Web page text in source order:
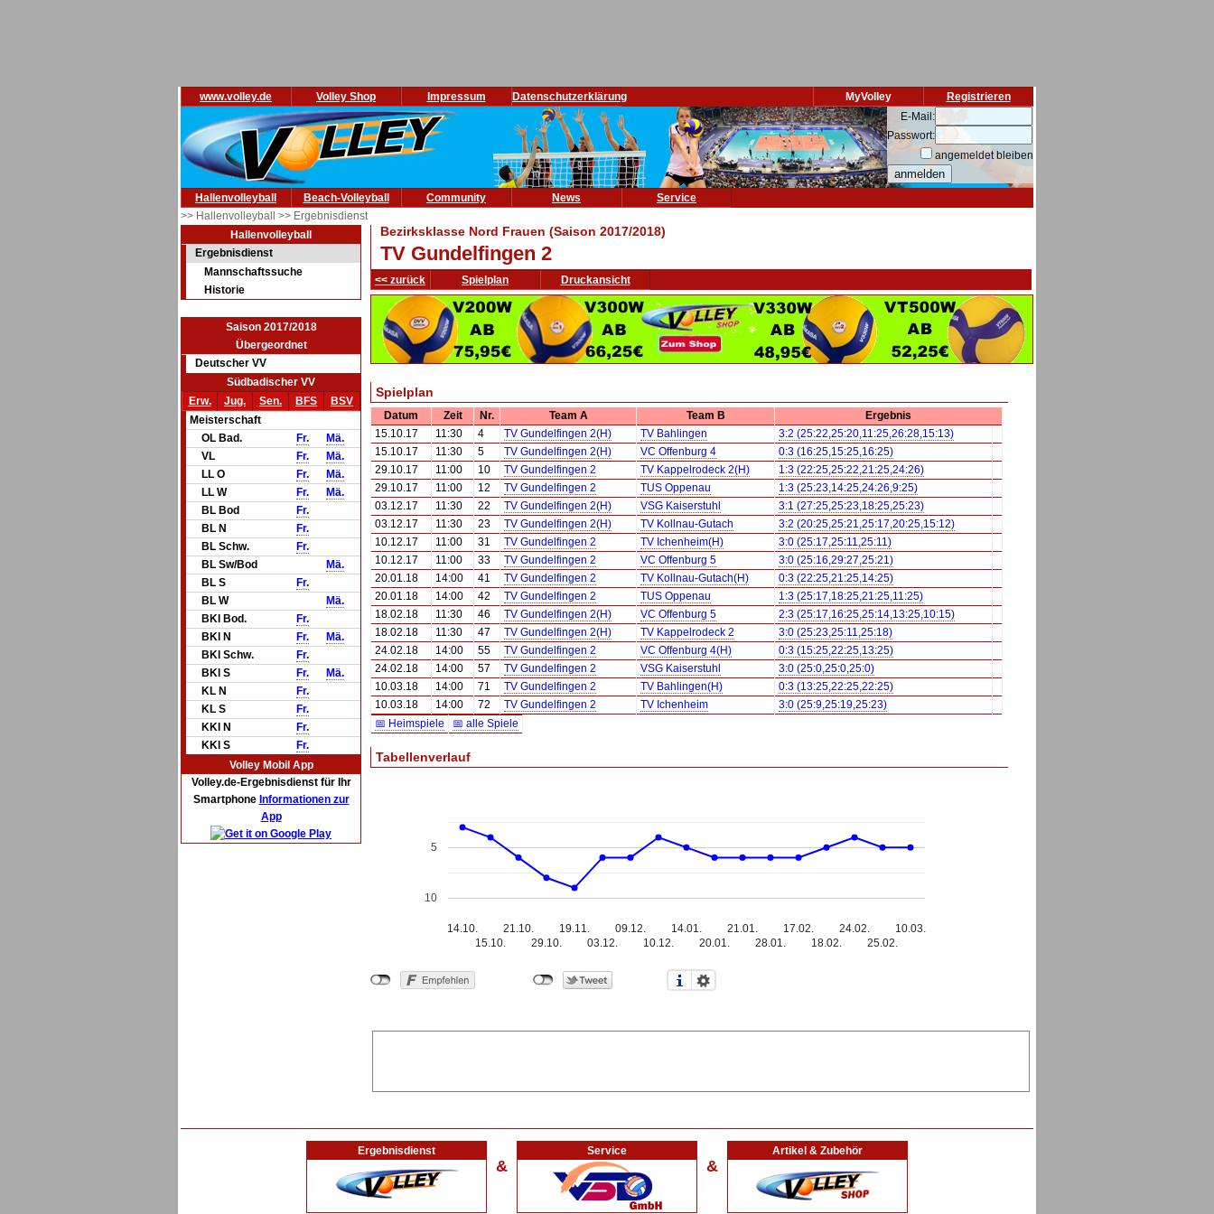
www.volley.de Volley Shop Impressum Datenschutzerklärung Registrieren
MyVolley
E-Mail:
Passwort:
angemeldet bleiben
Hallenvolleyball Beach-Volleyball Community News
Service
>> Hallenvolleyball >> Ergebnisdienst
Hallenvolleyball
Ergebnisdienst
Mannschaftssuche
Historie
Saison 2017/2018
Übergeordnet
Deutscher VV
Südbadischer VV
Erw.
Jug. Sen. BFS
BSV
Meisterschaft
OL Bad.
Fr.
Mä.
VL
Fr.
Mä.
LL O
Fr.
Mä.
LL W
Fr.
Mä.
BL Bod
Fr.
BL N
Fr.
BL Schw.
Fr.
BL Sw/Bod
Mä.
BL S
Fr.
BL W
Mä.
BKl Bod.
Fr.
BKl N
Fr.
Mä.
BKl Schw.
Fr.
BKl S
Fr.
Mä.
KL N
Fr.
KL S
Fr.
KKl N
Fr.
KKl S
Fr.
Volley Mobil App
Volley.de-Ergebnisdienst für Ihr
Smartphone Informationen zur
App
Bezirksklasse Nord Frauen (Saison 2017/2018)
TV Gundelfingen 2
<< zurück Spielplan Druckansicht
Spielplan
Datum Zeit Nr. Team A Team B
Ergebnis
15.10.17
11:30 4 TV Gundelfingen 2(H) TV Bahlingen
3:2 (25:22,25:20,11:25,26:28,15:13)
15.10.17
11:30 5 TV Gundelfingen 2(H) VC Offenburg 4
0:3 (16:25,15:25,16:25)
29.10.17
11:00 10 TV Gundelfingen 2 TV Kappelrodeck 2(H)
1:3 (22:25,25:22,21:25,24:26)
29.10.17
11:00 12 TV Gundelfingen 2 TUS Oppenau
1:3 (25:23,14:25,24:26,9:25)
03.12.17
11:30 22 TV Gundelfingen 2(H) VSG Kaiserstuhl
3:1 (27:25,25:23,18:25,25:23)
03.12.17
11:30 23 TV Gundelfingen 2(H) TV Kollnau-Gutach
3:2 (20:25,25:21,25:17,20:25,15:12)
10.12.17
11:00 31 TV Gundelfingen 2 TV Ichenheim(H)
3:0 (25:17,25:11,25:11)
10.12.17
11:00 33 TV Gundelfingen 2 VC Offenburg 5
3:0 (25:16,29:27,25:21)
20.01.18
14:00 41 TV Gundelfingen 2 TV Kollnau-Gutach(H)
0:3 (22:25,21:25,14:25)
20.01.18
14:00 42 TV Gundelfingen 2 TUS Oppenau
1:3 (25:17,18:25,21:25,11:25)
18.02.18
11:30 46 TV Gundelfingen 2(H) VC Offenburg 5
2:3 (25:17,16:25,25:14,13:25,10:15)
18.02.18
11:30 47 TV Gundelfingen 2(H) TV Kappelrodeck 2
3:0 (25:23,25:11,25:18)
24.02.18
14:00 55 TV Gundelfingen 2 VC Offenburg 4(H)
0:3 (15:25,22:25,13:25)
24.02.18
14:00 57 TV Gundelfingen 2 VSG Kaiserstuhl
3:0 (25:0,25:0,25:0)
10.03.18
14:00 71 TV Gundelfingen 2 TV Bahlingen(H)
0:3 (13:25,22:25,22:25)
10.03.18
14:00 72 TV Gundelfingen 2 TV Ichenheim
3:0 (25:9,25:19,25:23)
📅 Heimspiele
📅 alle Spiele
Tabellenverlauf
14.10.
15.10.
21.10.
29.10.
19.11.
03.12.
09.12.
10.12.
14.01.
20.01.
21.01.
28.01.
17.02.
18.02.
24.02.
25.02.
10.03.
5
10
Ergebnisdienst
&
Service
&
Artikel & Zubehör